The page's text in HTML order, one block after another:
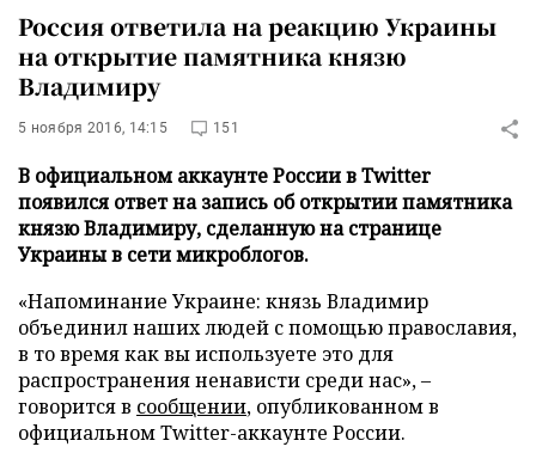
Россия ответила на реакцию Украины
на открытие памятника князю
Владимиру
5 ноября 2016, 14:15 151
В официальном аккаунте России в Twitter
появился ответ на запись об открытии памятника
князю Владимиру, сделанную на странице
Украины в сети микроблогов.
«Напоминание Украине: князь Владимир
объединил наших людей с помощью православия,
в то время как вы используете это для
распространения ненависти среди нас», –
говорится в сообщении, опубликованном в
официальном Twitter-аккаунте России.